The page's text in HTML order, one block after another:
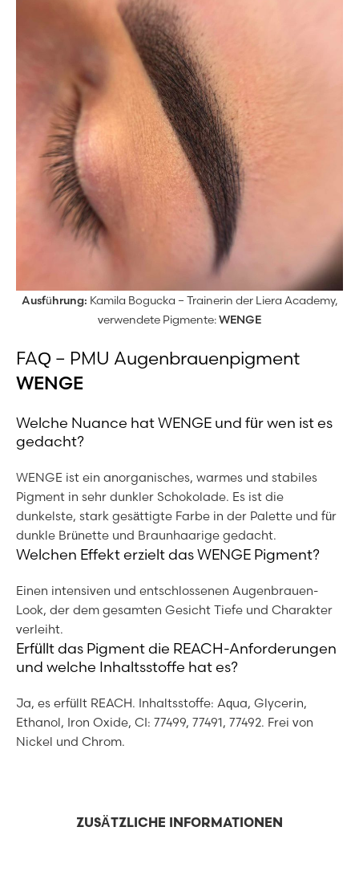
Ausführung: Kamila Bogucka – Trainerin der Liera Academy,
verwendete Pigmente:WENGE
FAQ – PMU Augenbrauenpigment
WENGE
Welche Nuance hat WENGE und für wen ist es
gedacht?
WENGE ist ein anorganisches, warmes und stabiles
Pigment in sehr dunkler Schokolade. Es ist die
dunkelste, stark gesättigte Farbe in der Palette und für
dunkle Brünette und Braunhaarige gedacht.
Welchen Effekt erzielt das WENGE Pigment?
Einen intensiven und entschlossenen Augenbrauen-
Look, der dem gesamten Gesicht Tiefe und Charakter
verleiht.
Erfüllt das Pigment die REACH-Anforderungen
und welche Inhaltsstoffe hat es?
Ja, es erfüllt REACH. Inhaltsstoffe: Aqua, Glycerin,
Ethanol, Iron Oxide, CI: 77499, 77491, 77492. Frei von
Nickel und Chrom.
ZUSÄTZLICHE INFORMATIONEN